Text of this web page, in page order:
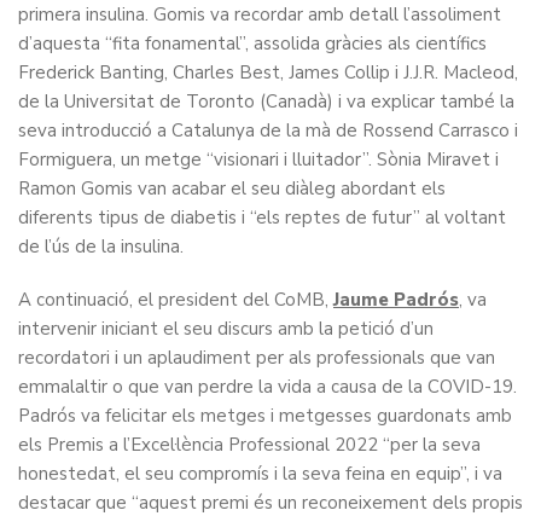
primera insulina. Gomis va recordar amb detall l’assoliment
d’aquesta “fita fonamental”, assolida gràcies als científics
Frederick Banting, Charles Best, James Collip i J.J.R. Macleod,
de la Universitat de Toronto (Canadà) i va explicar també la
seva introducció a Catalunya de la mà de Rossend Carrasco i
Formiguera, un metge “visionari i lluitador”. Sònia Miravet i
Ramon Gomis van acabar el seu diàleg abordant els
diferents tipus de diabetis i “els reptes de futur” al voltant
de l’ús de la insulina.
A continuació, el president del CoMB,Jaume Padrós, va
intervenir iniciant el seu discurs amb la petició d’un
recordatori i un aplaudiment per als professionals que van
emmalaltir o que van perdre la vida a causa de la COVID-19.
Padrós va felicitar els metges i metgesses guardonats amb
els Premis a l’Excel·lència Professional 2022 “per la seva
honestedat, el seu compromís i la seva feina en equip”, i va
destacar que “aquest premi és un reconeixement dels propis